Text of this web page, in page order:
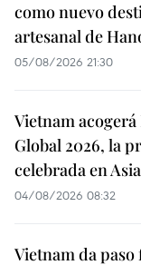
como nuevo
artesanal de
05/08/2026 21:30
Vietnam
Global 2026, la
celebrada en Asia
04/08/2026 08:32
Vietnam da